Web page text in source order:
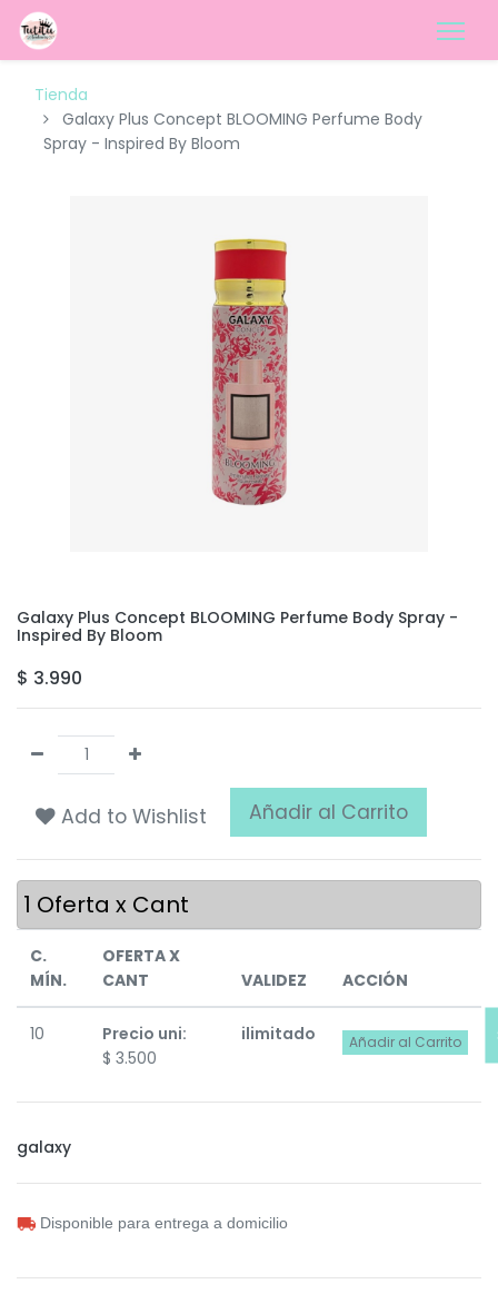
Tienda
Galaxy Plus Concept BLOOMING Perfume Body
Spray - Inspired By Bloom
Galaxy Plus Concept BLOOMING Perfume Body Spray -
Inspired By Bloom
$ 3.990
Add to Wishlist Añadir al Carrito
1 Oferta x Cant
C.
MÍN.
OFERTA X
CANT
VALIDEZ ACCIÓN
10
Precio uni:
$ 3.500
ilimitado Añadir al Carrito
galaxy
Disponible para entrega a domicilio